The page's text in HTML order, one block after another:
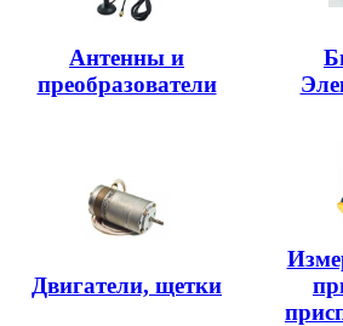
Антенны и
преобразователи
Двигатели, щетки